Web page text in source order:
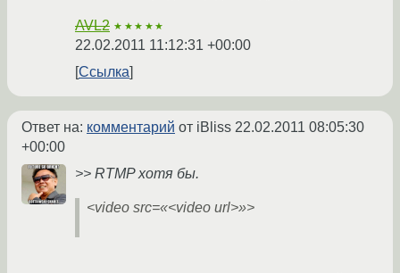
AVL2 ★★★★★
22.02.2011 11:12:31 +00:00
Ссылка
Ответ на: комментарий от iBliss 22.02.2011 08:05:30
+00:00
>> RTMP хотя бы.
<video src=«<video url>»>